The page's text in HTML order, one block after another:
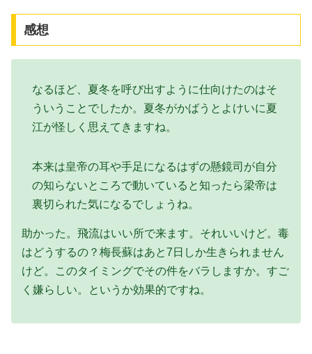
感想
なるほど、夏冬を呼び出すように仕向けたのはそ
ういうことでしたか。夏冬がかばうとよけいに夏
江が怪しく思えてきますね。
本来は皇帝の耳や手足になるはずの懸鏡司が自分
の知らないところで動いていると知ったら梁帝は
裏切られた気になるでしょうね。
助かった。飛流はいい所で来ます。それいいけど。毒
はどうするの？梅長蘇はあと7日しか生きられません
けど。このタイミングでその件をバラしますか。すご
く嫌らしい。というか効果的ですね。